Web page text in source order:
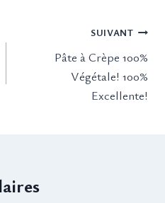
SUIVANT
Pâte à Crèpe 100%
Végétale! 100%
Excellente!